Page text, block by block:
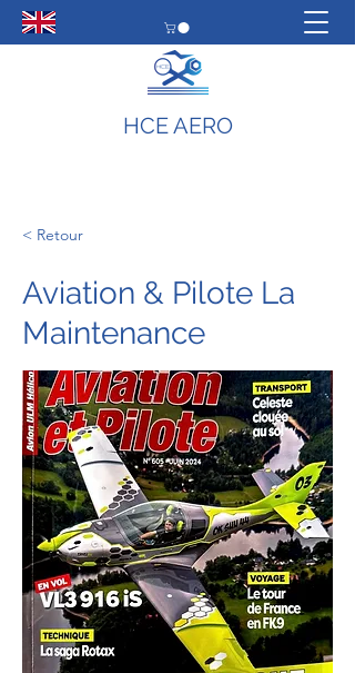
HCE AERO
< Retour
Aviation & Pilote La
Maintenance